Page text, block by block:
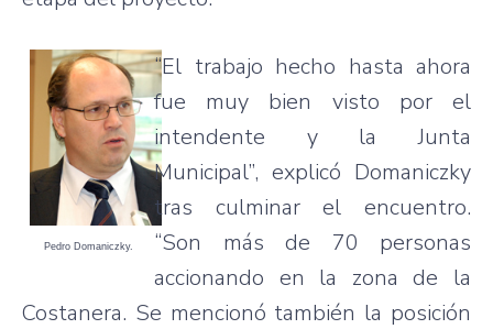
Pedro Domaniczky.
“El trabajo hecho hasta ahora
fue muy bien visto por el
intendente y la Junta
Municipal”, explicó Domaniczky
tras culminar el encuentro.
“Son más de 70 personas
accionando en la zona de la
Costanera. Se mencionó también la posición